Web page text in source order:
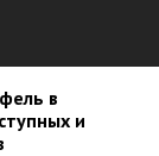
в
и